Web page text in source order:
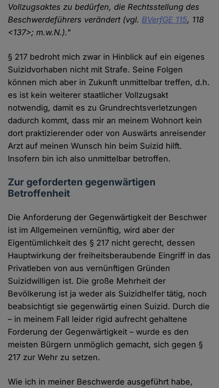
Vollzugsaktes zu bedürfen, die Rechtsstellung des
Beschwerdeführers verändert (vgl. BVerfGE 115, 118
<137>; m.w.N.)."
§ 217 bedroht mich zwar in Hinblick auf ein eigenes
Suizidvorhaben nicht mit Strafe. Seine Folgen
können mich aber in Zukunft unmittelbar treffen, d.h.
es ist kein weiterer staatlicher Vollzugsakt
notwendig, damit es zu Grundrechtsverletzungen
dadurch kommt, dass mir an meinem Wohnort kein
dort praktizierender oder von Auswärts anreisender
Arzt auf meinen Wunsch hin beim Suizid hilft.
Insofern bin ich also unmittelbar betroffen.
Zur geforderten gegenwärtigen
Betroffenheit
Die Anforderung der Gegenwärtigkeit der Beschwer
ist im Allgemeinen vernünftig, wird aber der
Eigentümlichkeit des § 217 nicht gerecht, dessen
Hauptwirkung der freiheitsberaubende Eingriff in das
Privatleben von aus vernünftigen Gründen
Suizidwilligen ist. Die große Mehrheit der
Bevölkerung ist ja weder als Suizidhelfer tätig, noch
beabsichtigt sie gegenwärtig einen Suizid. Durch die
– in meinem Fall leider rigid aufrecht gehaltene
Forderung der Gegenwärtigkeit – wurde es den
meisten Bürgern unmöglich gemacht, sich gegen §
217 zur Wehr zu setzen.
Wie ich in meiner Beschwerde ausgeführt habe,